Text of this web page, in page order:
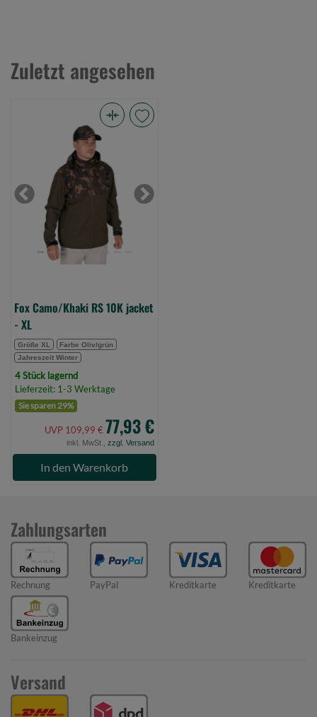
Zuletzt angesehen
Camo/Khaki
10K
jacket
Previous Next
Fox Camo/Khaki RS 10K jacket
- XL
Größe XL
Farbe Oliv/grün
Jahreszeit Winter
4 Stück lagernd
Lieferzeit: 1-3 Werktage
Sie sparen 29%
UVP 109,99 € 77,93 €
inkl. MwSt., zzgl. Versand
In den Warenkorb
Zahlungsarten
Rechnung PayPal Kreditkarte Kreditkarte
Bankeinzug
Versand